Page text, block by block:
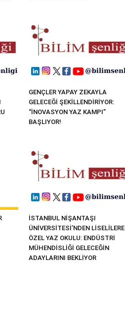
GENÇLER YAPAY ZEKAYLA
GELECEĞİ ŞEKİLLENDİRİYOR:
“İNOVASYON YAZ KAMPI”
BAŞLIYOR!
İSTANBUL NİŞANTAŞI
ÜNİVERSİTESİ’NDEN LİSELİLERE
ÖZEL YAZ OKULU: ENDÜSTRİ
MÜHENDİSLİĞİ GELECEĞİN
ADAYLARINI BEKLİYOR